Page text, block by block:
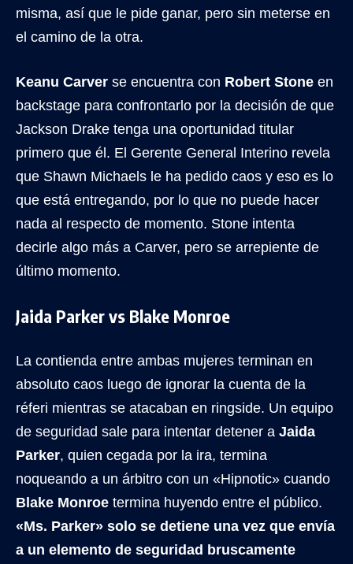
misma, así que le pide ganar, pero sin meterse en
el camino de la otra.
Keanu Carver se encuentra con Robert Stone en
backstage para confrontarlo por la decisión de que
Jackson Drake tenga una oportunidad titular
primero que él. El Gerente General Interino revela
que Shawn Michaels le ha pedido caos y eso es lo
que está entregando, por lo que no puede hacer
nada al respecto de momento. Stone intenta
decirle algo más a Carver, pero se arrepiente de
último momento.
Jaida Parker vs Blake Monroe
La contienda entre ambas mujeres terminan en
absoluto caos luego de ignorar la cuenta de la
réferi mientras se atacaban en ringside. Un equipo
de seguridad sale para intentar detener a Jaida
Parker, quien cegada por la ira, termina
noqueando a un árbitro con un «Hipnotic» cuando
Blake Monroe termina huyendo entre el público.
«Ms. Parker» solo se detiene una vez que envía
a un elemento de seguridad bruscamente